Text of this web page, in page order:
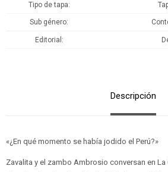
Tipo de tapa
Sub género
Editorial
Descripción
«¿En qué momento se había jodido el Perú?»
Zavalita y el zambo Ambrosio conversan en La